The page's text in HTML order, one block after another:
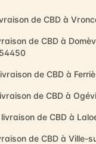
de CBD à
de CBD à
de CBD à
de CBD à
de CBD à
de CBD à Ville-